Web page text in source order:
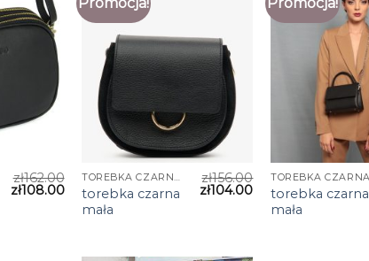
zł162.00
zł108.00
TOREBKA CZARNA MAŁA
torebka czarna
mała
zł156.00
zł104.00
torebka czarna
mała